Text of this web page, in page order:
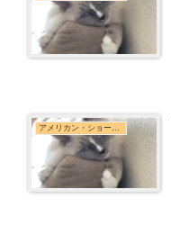
アメリカン・ショートヘア